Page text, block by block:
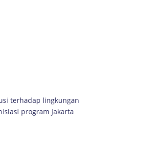
terhadap lingkungan
program Jakarta